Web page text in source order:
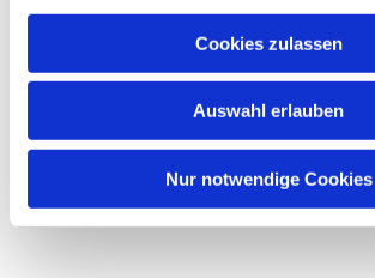
Cookies zulassen
Auswahl erlauben
Nur notwendige Cookies